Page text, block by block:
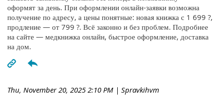
оформят за день. При оформлении онлайн-заявки возможна
получение по адресу, а цены понятные: новая книжка с 1 699 ?,
продление — от 799 ?. Всё законно и без проблем. Подробнее
на сайте — медкнижка онлайн, быстрое оформление, доставка
на дом.
Thu, November 20, 2025 2:10 PM | Spravkihvm